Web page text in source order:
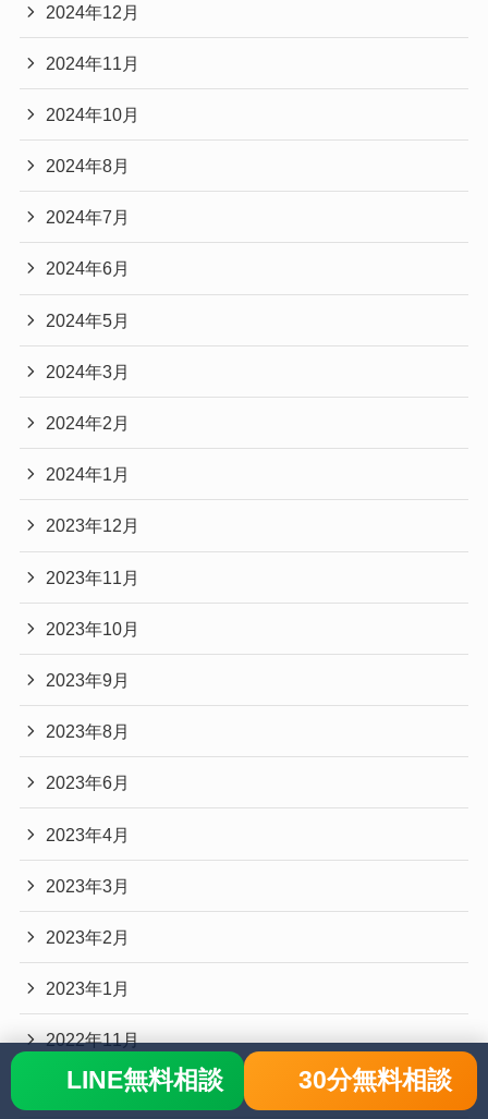
2024年12月
2024年11月
2024年10月
2024年8月
2024年7月
2024年6月
2024年5月
2024年3月
2024年2月
2024年1月
2023年12月
2023年11月
2023年10月
2023年9月
2023年8月
2023年6月
2023年4月
2023年3月
2023年2月
2023年1月
2022年11月
2022年10月
LINE無料相談 30分無料相談